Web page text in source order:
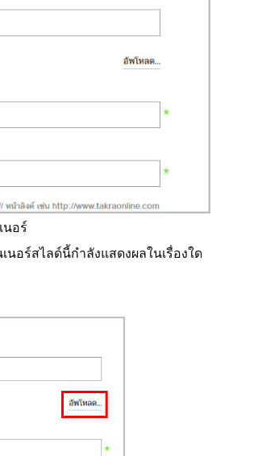
นอร์
อร์สไลด์นี้กำลังแสดงผลในเรื่องใด